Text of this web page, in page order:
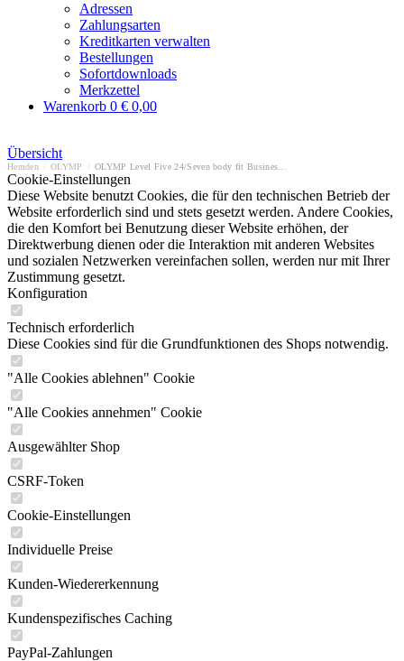
Adressen
Zahlungsarten
Kreditkarten verwalten
Bestellungen
Sofortdownloads
Merkzettel
Warenkorb 0 € 0,00
Übersicht
Hemden OLYMP
Cookie-Einstellungen
Diese Website benutzt Cookies, die für den technischen Betrieb der
Website erforderlich sind und stets gesetzt werden. Andere Cookies,
die den Komfort bei Benutzung dieser Website erhöhen, der
Direktwerbung dienen oder die Interaktion mit anderen Websites
und sozialen Netzwerken vereinfachen sollen, werden nur mit Ihrer
Zustimmung gesetzt.
Konfiguration
Technisch erforderlich
Diese Cookies sind für die Grundfunktionen des Shops notwendig.
"Alle Cookies ablehnen" Cookie
"Alle Cookies annehmen" Cookie
Ausgewählter Shop
CSRF-Token
Cookie-Einstellungen
Individuelle Preise
Kunden-Wiedererkennung
Kundenspezifisches Caching
PayPal-Zahlungen